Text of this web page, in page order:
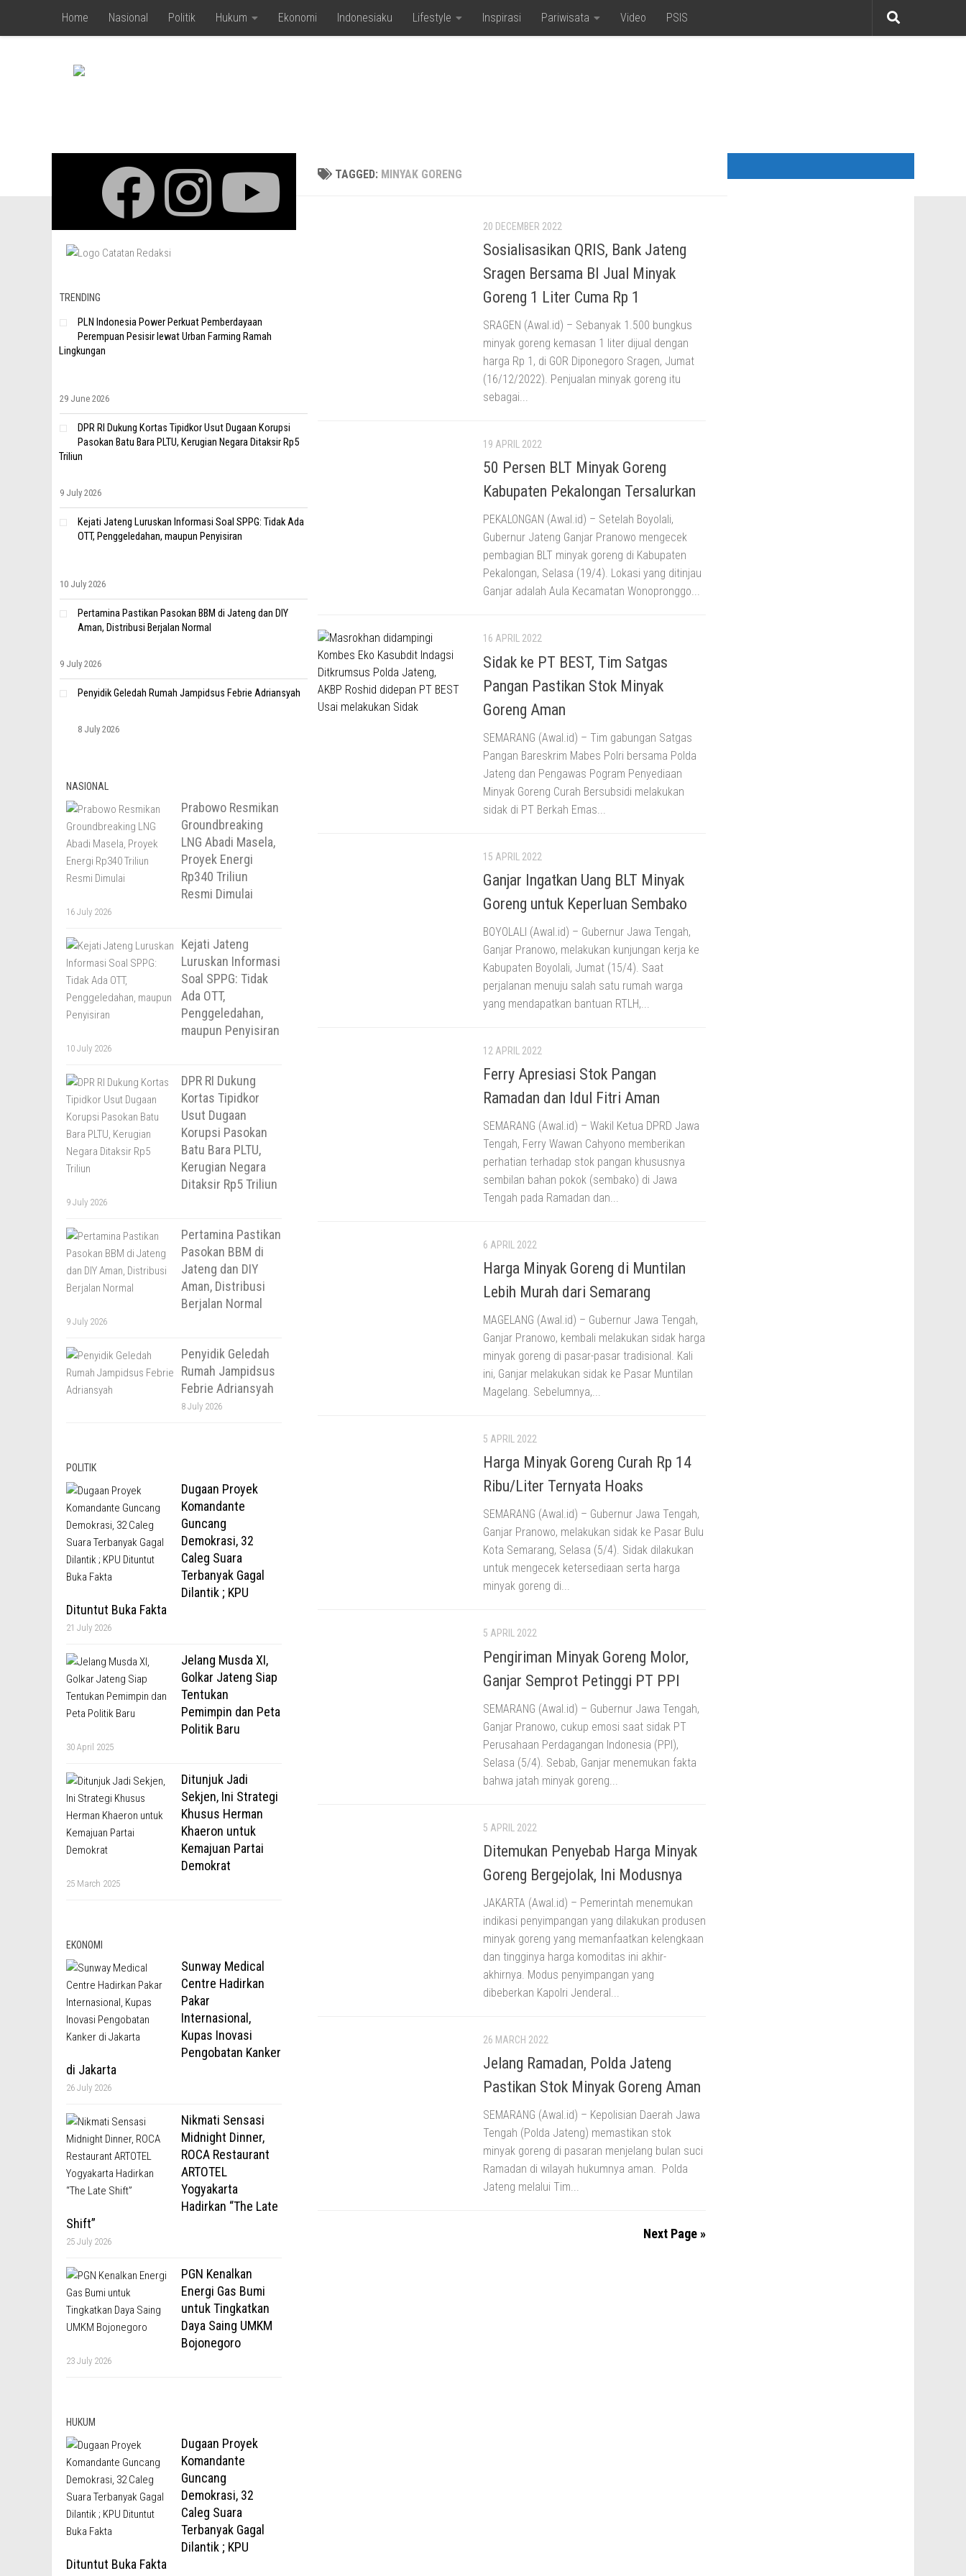
Skip to content
Home Nasional Politik Hukum Ekonomi Indonesiaku Lifestyle Inspirasi Pariwisata Video PSIS
TAGGED: MINYAK GORENG
20 DECEMBER 2022
Sosialisasikan QRIS, Bank Jateng
Sragen Bersama BI Jual Minyak
Goreng 1 Liter Cuma Rp 1
SRAGEN (Awal.id) – Sebanyak 1.500 bungkus
minyak goreng kemasan 1 liter dijual dengan
harga Rp 1, di GOR Diponegoro Sragen, Jumat
(16/12/2022). Penjualan minyak goreng itu
sebagai...
19 APRIL 2022
50 Persen BLT Minyak Goreng
Kabupaten Pekalongan Tersalurkan
PEKALONGAN (Awal.id) – Setelah Boyolali,
Gubernur Jateng Ganjar Pranowo mengecek
pembagian BLT minyak goreng di Kabupaten
Pekalongan, Selasa (19/4). Lokasi yang ditinjau
Ganjar adalah Aula Kecamatan Wonopronggo...
16 APRIL 2022
Sidak ke PT BEST, Tim Satgas
Pangan Pastikan Stok Minyak
Goreng Aman
SEMARANG (Awal.id) – Tim gabungan Satgas
Pangan Bareskrim Mabes Polri bersama Polda
Jateng dan Pengawas Pogram Penyediaan
Minyak Goreng Curah Bersubsidi melakukan
sidak di PT Berkah Emas...
15 APRIL 2022
Ganjar Ingatkan Uang BLT Minyak
Goreng untuk Keperluan Sembako
BOYOLALI (Awal.id) – Gubernur Jawa Tengah,
Ganjar Pranowo, melakukan kunjungan kerja ke
Kabupaten Boyolali, Jumat (15/4). Saat
perjalanan menuju salah satu rumah warga
yang mendapatkan bantuan RTLH,...
12 APRIL 2022
Ferry Apresiasi Stok Pangan
Ramadan dan Idul Fitri Aman
SEMARANG (Awal.id) – Wakil Ketua DPRD Jawa
Tengah, Ferry Wawan Cahyono memberikan
perhatian terhadap stok pangan khususnya
sembilan bahan pokok (sembako) di Jawa
Tengah pada Ramadan dan...
6 APRIL 2022
Harga Minyak Goreng di Muntilan
Lebih Murah dari Semarang
MAGELANG (Awal.id) – Gubernur Jawa Tengah,
Ganjar Pranowo, kembali melakukan sidak harga
minyak goreng di pasar-pasar tradisional. Kali
ini, Ganjar melakukan sidak ke Pasar Muntilan
Magelang. Sebelumnya,...
5 APRIL 2022
Harga Minyak Goreng Curah Rp 14
Ribu/Liter Ternyata Hoaks
SEMARANG (Awal.id) – Gubernur Jawa Tengah,
Ganjar Pranowo, melakukan sidak ke Pasar Bulu
Kota Semarang, Selasa (5/4). Sidak dilakukan
untuk mengecek ketersediaan serta harga
minyak goreng di...
5 APRIL 2022
Pengiriman Minyak Goreng Molor,
Ganjar Semprot Petinggi PT PPI
SEMARANG (Awal.id) – Gubernur Jawa Tengah,
Ganjar Pranowo, cukup emosi saat sidak PT
Perusahaan Perdagangan Indonesia (PPI),
Selasa (5/4). Sebab, Ganjar menemukan fakta
bahwa jatah minyak goreng...
5 APRIL 2022
Ditemukan Penyebab Harga Minyak
Goreng Bergejolak, Ini Modusnya
JAKARTA (Awal.id) – Pemerintah menemukan
indikasi penyimpangan yang dilakukan produsen
minyak goreng yang memanfaatkan kelengkaan
dan tingginya harga komoditas ini akhir-
akhirnya. Modus penyimpangan yang
dibeberkan Kapolri Jenderal...
26 MARCH 2022
Jelang Ramadan, Polda Jateng
Pastikan Stok Minyak Goreng Aman
SEMARANG (Awal.id) – Kepolisian Daerah Jawa
Tengah (Polda Jateng) memastikan stok
minyak goreng di pasaran menjelang bulan suci
Ramadan di wilayah hukumnya aman. Polda
Jateng melalui Tim...
Next Page »
TRENDING
PLN Indonesia Power Perkuat Pemberdayaan
Perempuan Pesisir lewat Urban Farming Ramah
Lingkungan
29 June 2026
DPR RI Dukung Kortas Tipidkor Usut Dugaan Korupsi
Pasokan Batu Bara PLTU, Kerugian Negara Ditaksir Rp5
Triliun
9 July 2026
Kejati Jateng Luruskan Informasi Soal SPPG: Tidak Ada
OTT, Penggeledahan, maupun Penyisiran
10 July 2026
Pertamina Pastikan Pasokan BBM di Jateng dan DIY
Aman, Distribusi Berjalan Normal
9 July 2026
Penyidik Geledah Rumah Jampidsus Febrie Adriansyah
8 July 2026
NASIONAL
Prabowo Resmikan
Groundbreaking
LNG Abadi Masela,
Proyek Energi
Rp340 Triliun
Resmi Dimulai
16 July 2026
Kejati Jateng
Luruskan Informasi
Soal SPPG: Tidak
Ada OTT,
Penggeledahan,
maupun Penyisiran
10 July 2026
DPR RI Dukung
Kortas Tipidkor
Usut Dugaan
Korupsi Pasokan
Batu Bara PLTU,
Kerugian Negara
Ditaksir Rp5 Triliun
9 July 2026
Pertamina Pastikan
Pasokan BBM di
Jateng dan DIY
Aman, Distribusi
Berjalan Normal
9 July 2026
Penyidik Geledah
Rumah Jampidsus
Febrie Adriansyah
8 July 2026
POLITIK
Dugaan Proyek
Komandante
Guncang
Demokrasi, 32
Caleg Suara
Terbanyak Gagal
Dilantik ; KPU
Dituntut Buka Fakta
21 July 2026
Jelang Musda XI,
Golkar Jateng Siap
Tentukan
Pemimpin dan Peta
Politik Baru
30 April 2025
Ditunjuk Jadi
Sekjen, Ini Strategi
Khusus Herman
Khaeron untuk
Kemajuan Partai
Demokrat
25 March 2025
EKONOMI
Sunway Medical
Centre Hadirkan
Pakar
Internasional,
Kupas Inovasi
Pengobatan Kanker
di Jakarta
26 July 2026
Nikmati Sensasi
Midnight Dinner,
ROCA Restaurant
ARTOTEL
Yogyakarta
Hadirkan “The Late
Shift”
25 July 2026
PGN Kenalkan
Energi Gas Bumi
untuk Tingkatkan
Daya Saing UMKM
Bojonegoro
23 July 2026
HUKUM
Dugaan Proyek
Komandante
Guncang
Demokrasi, 32
Caleg Suara
Terbanyak Gagal
Dilantik ; KPU
Dituntut Buka Fakta